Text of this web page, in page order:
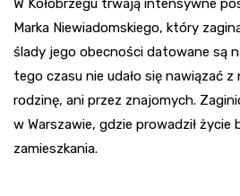
W Kołobrzegu trwają intensywne
Marka Niewiadomskiego, który
ślady jego obecności datowane są
tego czasu nie udało się nawiązać
rodzinę, ani przez znajomych.
w Warszawie, gdzie prowadził życie
zamieszkania.